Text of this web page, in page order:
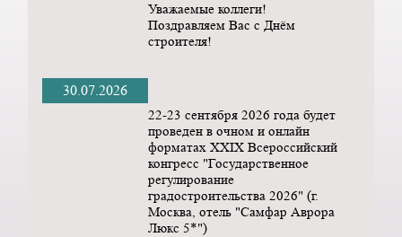
Уважаемые коллеги!
Поздравляем Вас с Днём
строителя!
30.07.2026
22-23 сентября 2026 года будет
проведен в очном и онлайн
форматах ХХIX Всероссийский
конгресс "Государственное
регулирование
градостроительства 2026" (г.
Москва, отель "Самфар Аврора
Люкс 5*")